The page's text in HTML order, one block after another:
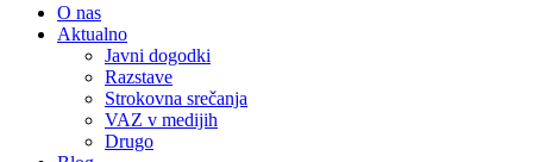
O nas
Aktualno
Javni dogodki
Razstave
Strokovna srečanja
VAZ v medijih
Drugo